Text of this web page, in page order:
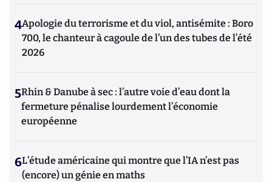
4Apologie du terrorisme et du viol, antisémite : Boro
700, le chanteur à cagoule de l’un des tubes de l’été
2026
5Rhin & Danube à sec : l’autre voie d’eau dont la
fermeture pénalise lourdement l’économie
européenne
6L’étude américaine qui montre que l’IA n’est pas
(encore) un génie en maths